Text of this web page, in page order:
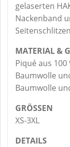
gelaserten
Nackenband
MATERIAL &
Piqué aus
Baumwolle
Baumwolle
GRÖSSEN
XS-3XL
DETAILS